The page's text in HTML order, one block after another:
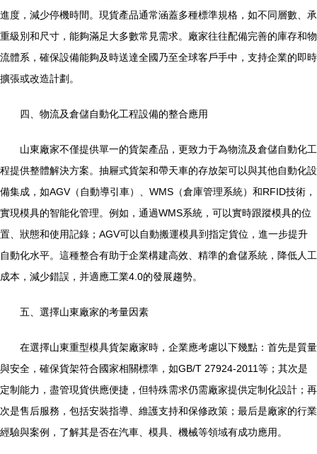
進度，減少停機時間。現貨產品通常涵蓋多種標準規格，如不同層數、承
重級別和尺寸，能夠滿足大多數常見需求。廠家往往配備完善的庫存和物
流體系，確保設備能夠及時送達全國乃至全球客戶手中，支持企業的即時
擴張或改造計劃。
四、物流及倉儲自動化工程設備的整合應用
山東廠家不僅提供單一的貨架產品，更致力于為物流及倉儲自動化工
程提供整體解決方案。抽屜式貨架和帶天車的存放架可以與其他自動化設
備集成，如AGV（自動導引車）、WMS（倉庫管理系統）和RFID技術，
實現模具的智能化管理。例如，通過WMS系統，可以實時跟蹤模具的位
置、狀態和使用記錄；AGV可以自動搬運模具到指定貨位，進一步提升
自動化水平。這種整合有助于企業構建高效、精準的倉儲系統，降低人工
成本，減少錯誤，并適應工業4.0的發展趨勢。
五、選擇山東廠家的考量因素
在選擇山東重型模具貨架廠家時，企業應考慮以下幾點：首先是質量
與安全，確保貨架符合國家相關標準，如GB/T 27924-2011等；其次是
定制能力，盡管現貨供應便捷，但特殊需求仍需廠家提供定制化設計；再
次是售后服務，包括安裝指導、維護支持和保修政策；最后是廠家的行業
經驗與案例，了解其是否在汽車、模具、機械等領域有成功應用。